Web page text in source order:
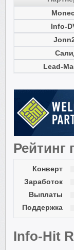
Info-
Lead-
Рейтинг
Конверт
Заработок
Выплаты
Поддержка
Info-Hit